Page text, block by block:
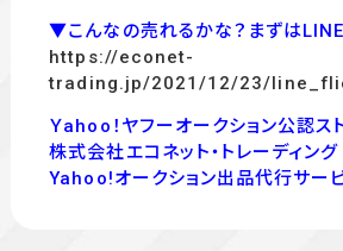
▼こんなの売れるかな？まずは
https://econet-
trading.jp/2021/12/23/
Ｙahoo！ヤフーオークション公認スト
株式会社エコネット・トレーディング
Yahoo!オークション出品代行サー